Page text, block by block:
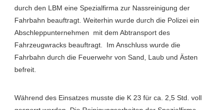
durch den LBM eine Spezialfirma zur Nassreinigung der
Fahrbahn beauftragt. Weiterhin wurde durch die Polizei ein
Abschleppunternehmen mit dem Abtransport des
Fahrzeugwracks beauftragt. Im Anschluss wurde die
Fahrbahn durch die Feuerwehr von Sand, Laub und Ästen
befreit.
Während des Einsatzes musste die K 23 für ca. 2,5 Std. voll